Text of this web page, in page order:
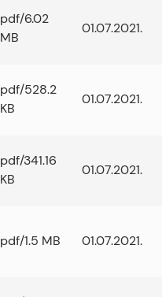
pdf/6.02
MB
01.07.2021.
pdf/528.2
KB
01.07.2021.
pdf/341.16
KB
01.07.2021.
pdf/1.5 MB 01.07.2021.